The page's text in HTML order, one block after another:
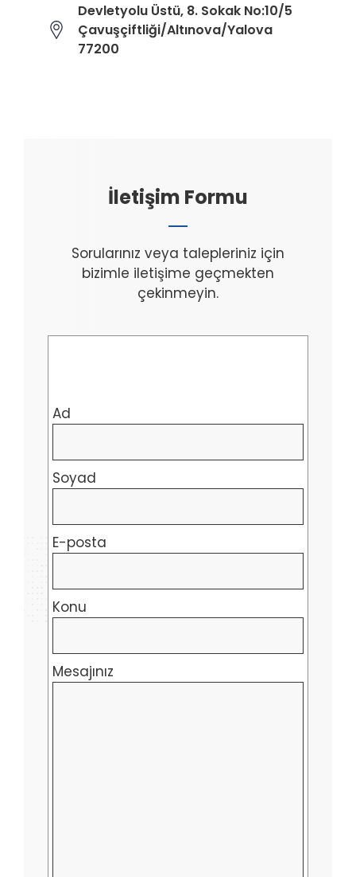
Devletyolu Üstü, 8. Sokak No:10/5
Çavuşçiftliği/Altınova/Yalova
77200
İletişim Formu
Sorularınız veya talepleriniz için
bizimle iletişime geçmekten
çekinmeyin.
Ad
Soyad
E-posta
Konu
Mesajınız